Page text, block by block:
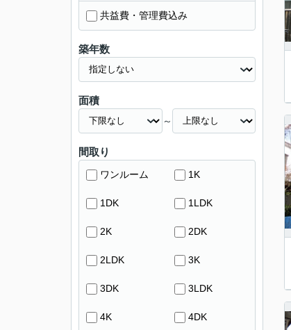
共益費・管理費込み
築年数
面積
～
間取り
ワンルーム 1K
1DK 1LDK
2K 2DK
2LDK 3K
3DK 3LDK
4K 4DK